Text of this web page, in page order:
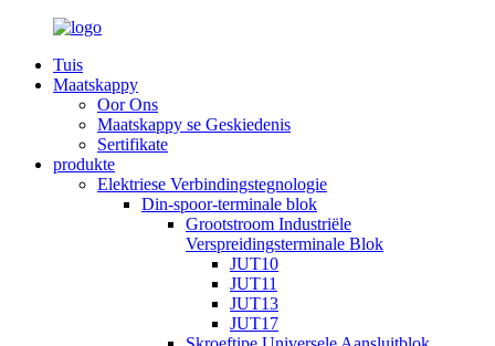
Tuis
Maatskappy
Oor Ons
Maatskappy se Geskiedenis
Sertifikate
produkte
Elektriese Verbindingstegnologie
Din-spoor-terminale blok
Grootstroom Industriële
Verspreidingsterminale Blok
JUT10
JUT11
JUT13
JUT17